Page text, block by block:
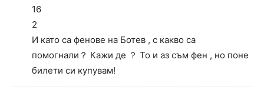
16
2
И като са фенове на Ботев , с какво са
помогнали？ Кажи де ？ То и аз съм фен , но поне
билети си купувам!